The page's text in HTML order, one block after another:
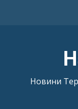
Новини